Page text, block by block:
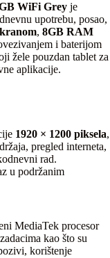
WiFi Grey je
upotrebu, posao,
, 8GB RAM
i baterijom
žele pouzdan tablet za
aplikacije.
1920 × 1200 piksela,
pregled interneta,
rad.
u podržanim
MediaTek procesor
kao što su
korištenje